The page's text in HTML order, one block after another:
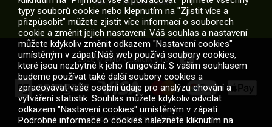
z toho 7165 skladem.
2026 © AMD Netolický s.r.o.
Redakční systém MultiCMS
typy souborů cookie nebo klepnutím na "Zjistit více a
přizpůsobit" můžete zjistit více informací o souborech
cookie a změnit jejich nastavení. Váš souhlas a nastavení
můžete kdykoliv změnit odkazem "Nastavení cookies"
umístěným v zápatí.Náš web používá soubory cookies,
které jsou nezbytné k jeho fungování. S vaším souhlasem
budeme používat také další soubory cookies a
zpracovávat vaše osobní údaje pro analýzu chování a
vytváření statistik. Souhlas můžete kdykoliv odvolat
odkazem "Nastavení cookies" umístěným v zápatí.
Podrobné informace o cookies naleznete kliknutím na